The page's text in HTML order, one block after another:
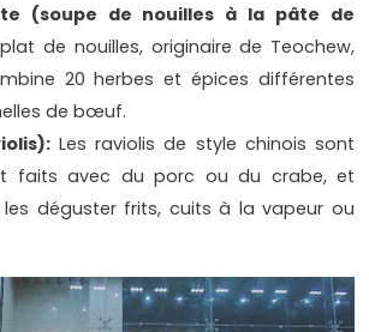
(soupe de nouilles à la pâte de
de nouilles, originaire de Teochew,
20 herbes et épices différentes
de bœuf.
Les raviolis de style chinois sont
faits avec du porc ou du crabe, et
les déguster frits, cuits à la vapeur ou